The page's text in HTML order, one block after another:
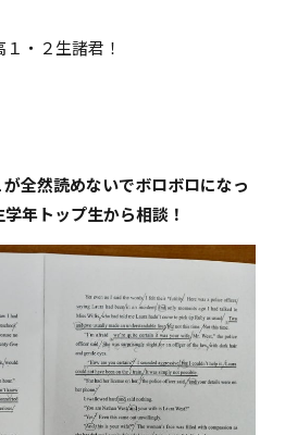
・２生諸君！
全然読めないでボロボロになっ
年トップ生から相談！